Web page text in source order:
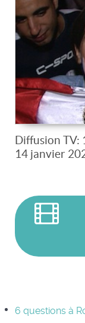
Diffusion TV:
14 janvier
6 questions à